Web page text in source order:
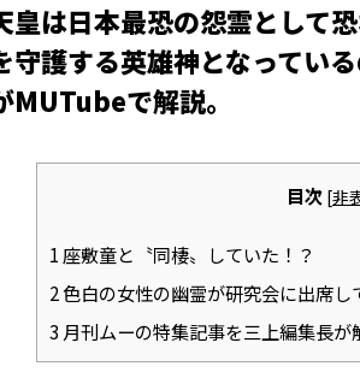
皇は日本最恐の怨霊として
守護する英雄神となってい
MUTubeで解説。
目次 [非
1 座敷童と〝同棲〟していた！？
2色白の女性の幽霊が研究会に出席し
3 月刊ムーの特集記事を三上編集長が